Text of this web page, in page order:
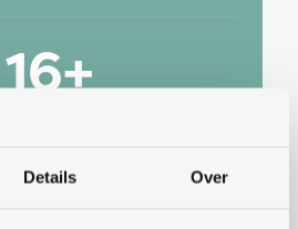
Details Over
16+